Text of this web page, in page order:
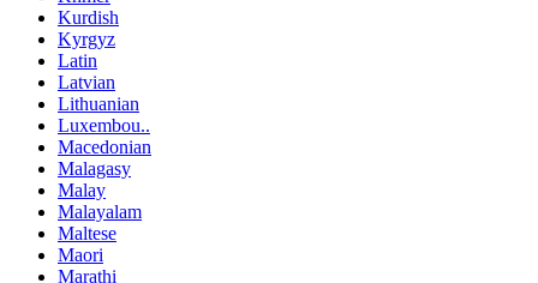
Kurdish
Kyrgyz
Latin
Latvian
Lithuanian
Luxembou..
Macedonian
Malagasy
Malay
Malayalam
Maltese
Maori
Marathi